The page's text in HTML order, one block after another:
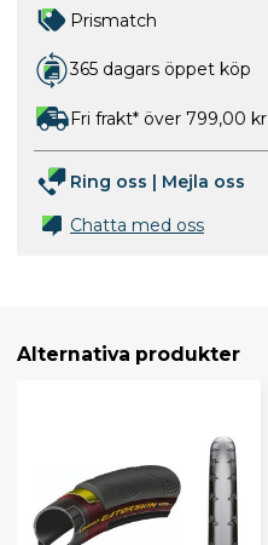
Prismatch
365 dagars öppet köp
Fri frakt* över 799,00 kr
Ring oss | Mejla oss
Chatta med oss
Alternativa produkter